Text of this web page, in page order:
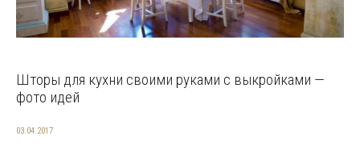
Шторы для кухни своими руками с выкройками —
фото идей
03.04.2017